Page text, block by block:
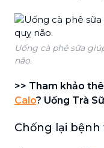
Uống cà phê sữa
não.
>> Tham khảo
Calo? Uống Trà
Chống lại